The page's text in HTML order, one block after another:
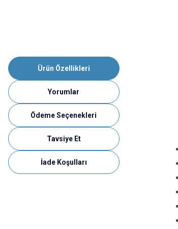
Ürün Özellikleri
Yorumlar
Ödeme Seçenekleri
Tavsiye Et
İade Koşulları